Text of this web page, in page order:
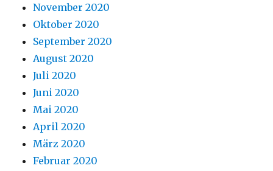
November 2020
Oktober 2020
September 2020
August 2020
Juli 2020
Juni 2020
Mai 2020
April 2020
März 2020
Februar 2020